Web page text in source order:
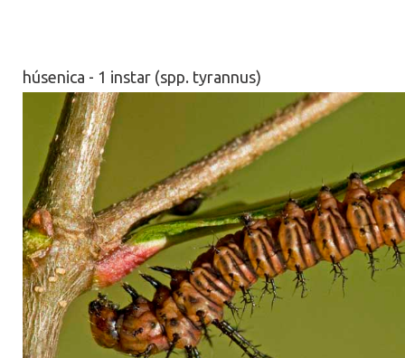
húsenica - 1 instar (spp. tyrannus)